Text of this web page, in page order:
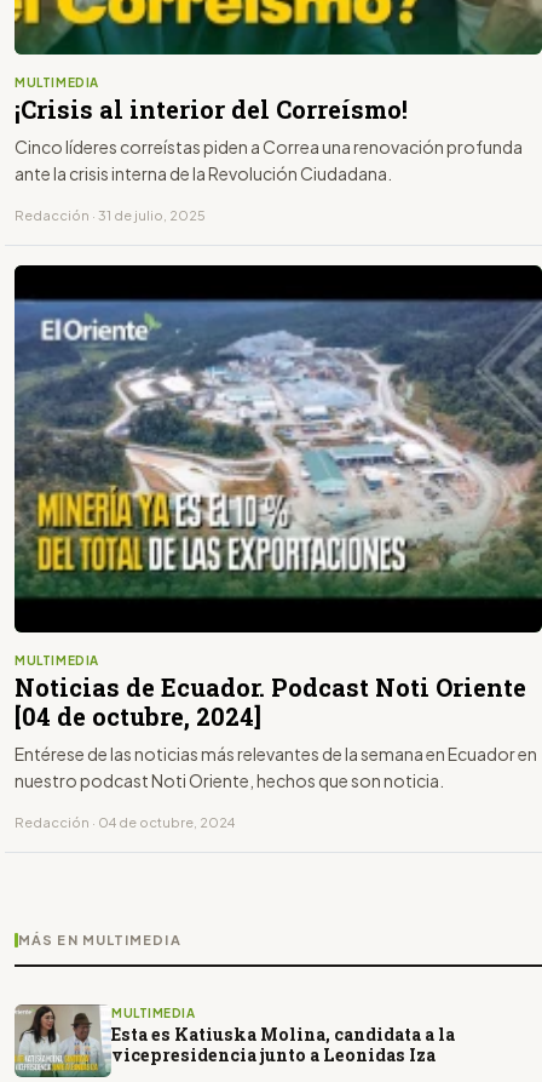
MULTIMEDIA
¡Crisis al interior del Correísmo!
Cinco líderes correístas piden a Correa una renovación profunda
ante la crisis interna de la Revolución Ciudadana.
Redacción · 31 de julio, 2025
MULTIMEDIA
Noticias de Ecuador. Podcast Noti Oriente
[04 de octubre, 2024]
Entérese de las noticias más relevantes de la semana en Ecuador en
nuestro podcast Noti Oriente, hechos que son noticia.
Redacción · 04 de octubre, 2024
MÁS EN MULTIMEDIA
MULTIMEDIA
Esta es Katiuska Molina, candidata a la
vicepresidencia junto a Leonidas Iza